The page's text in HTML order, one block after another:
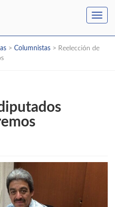
> Columnistas > Reelección de